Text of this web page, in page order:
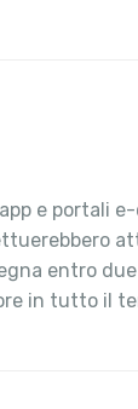
e portali
entro
in tutto il